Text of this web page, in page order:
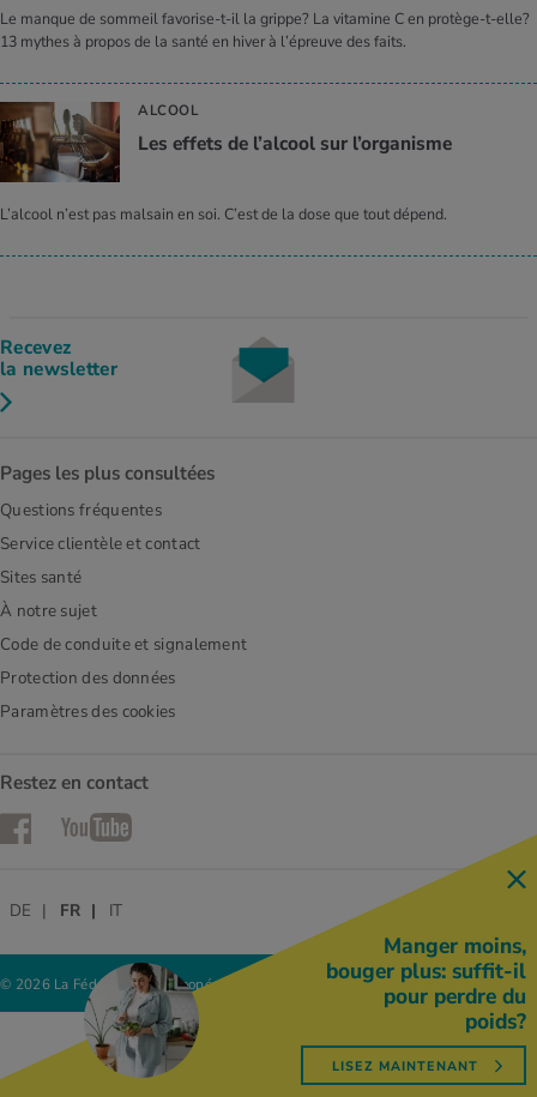
Le manque de sommeil favorise-t-il la grippe? La vitamine C en protège-t-elle?
13 mythes à propos de la santé en hiver à l’épreuve des faits.
ALCOOL
Les effets de l’alcool sur l’organisme
L’alcool n’est pas malsain en soi. C’est de la dose que tout dépend.
Recevez
la newsletter
Pages les plus consultées
Questions fréquentes
Service clientèle et contact
Sites santé
À notre sujet
Code de conduite et signalement
Protection des données
Paramètres des cookies
Restez en contact
FacebookYouTube
© 2026 La Fédération des coopératives Migros
DE FR IT
Manger moins,
bouger plus: suffit-il
pour perdre du
poids?
LISEZ MAINTENANT